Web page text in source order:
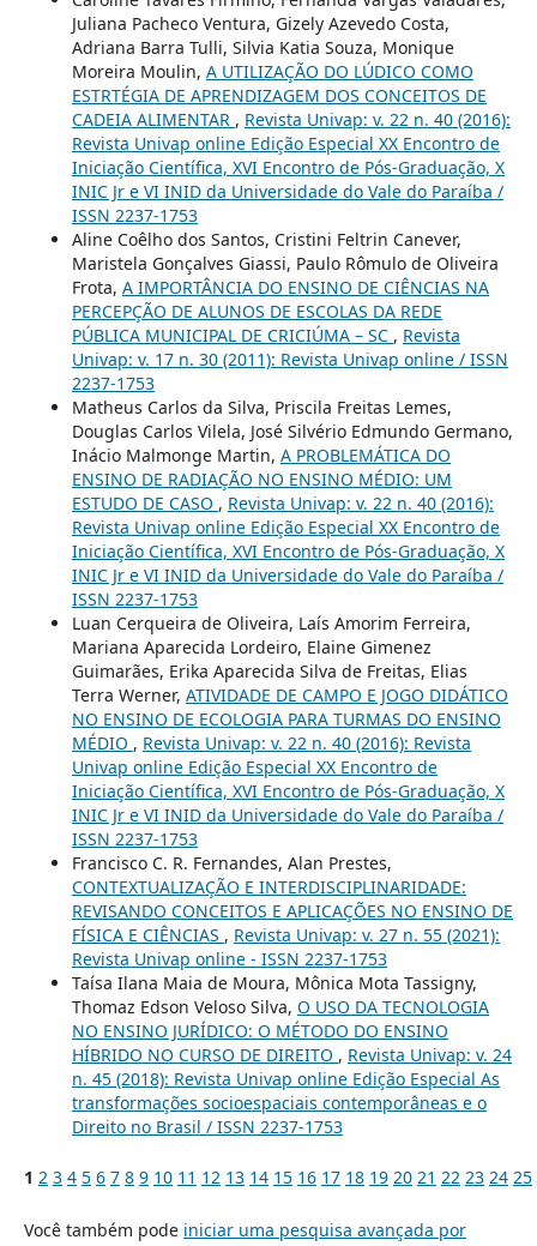
Juliana Pacheco Ventura, Gizely Azevedo Costa,
Adriana Barra Tulli, Silvia Katia Souza, Monique
Moreira Moulin, A UTILIZAÇÃO DO LÚDICO COMO
ESTRTÉGIA DE APRENDIZAGEM DOS CONCEITOS DE
CADEIA ALIMENTAR , Revista Univap: v. 22 n. 40 (2016):
Revista Univap online Edição Especial XX Encontro de
Iniciação Científica, XVI Encontro de Pós-Graduação, X
INIC Jr e VI INID da Universidade do Vale do Paraíba /
ISSN 2237-1753
Aline Coêlho dos Santos, Cristini Feltrin Canever,
Maristela Gonçalves Giassi, Paulo Rômulo de Oliveira
Frota, A IMPORTÂNCIA DO ENSINO DE CIÊNCIAS NA
PERCEPÇÃO DE ALUNOS DE ESCOLAS DA REDE
PÚBLICA MUNICIPAL DE CRICIÚMA – SC , Revista
Univap: v. 17 n. 30 (2011): Revista Univap online / ISSN
2237-1753
Matheus Carlos da Silva, Priscila Freitas Lemes,
Douglas Carlos Vilela, José Silvério Edmundo Germano,
Inácio Malmonge Martin, A PROBLEMÁTICA DO
ENSINO DE RADIAÇÃO NO ENSINO MÉDIO: UM
ESTUDO DE CASO , Revista Univap: v. 22 n. 40 (2016):
Revista Univap online Edição Especial XX Encontro de
Iniciação Científica, XVI Encontro de Pós-Graduação, X
INIC Jr e VI INID da Universidade do Vale do Paraíba /
ISSN 2237-1753
Luan Cerqueira de Oliveira, Laís Amorim Ferreira,
Mariana Aparecida Lordeiro, Elaine Gimenez
Guimarães, Erika Aparecida Silva de Freitas, Elias
Terra Werner, ATIVIDADE DE CAMPO E JOGO DIDÁTICO
NO ENSINO DE ECOLOGIA PARA TURMAS DO ENSINO
MÉDIO , Revista Univap: v. 22 n. 40 (2016): Revista
Univap online Edição Especial XX Encontro de
Iniciação Científica, XVI Encontro de Pós-Graduação, X
INIC Jr e VI INID da Universidade do Vale do Paraíba /
ISSN 2237-1753
Francisco C. R. Fernandes, Alan Prestes,
CONTEXTUALIZAÇÃO E INTERDISCIPLINARIDADE:
REVISANDO CONCEITOS E APLICAÇÕES NO ENSINO DE
FÍSICA E CIÊNCIAS , Revista Univap: v. 27 n. 55 (2021):
Revista Univap online - ISSN 2237-1753
Taísa Ilana Maia de Moura, Mônica Mota Tassigny,
Thomaz Edson Veloso Silva, O USO DA TECNOLOGIA
NO ENSINO JURÍDICO: O MÉTODO DO ENSINO
HÍBRIDO NO CURSO DE DIREITO , Revista Univap: v. 24
n. 45 (2018): Revista Univap online Edição Especial As
transformações socioespaciais contemporâneas e o
Direito no Brasil / ISSN 2237-1753
1 2 3 4 5 6 7 8 9 10 11 12 13 14 15 16 17 18 19 20 21 22 23 24 25
Você também pode iniciar uma pesquisa avançada por